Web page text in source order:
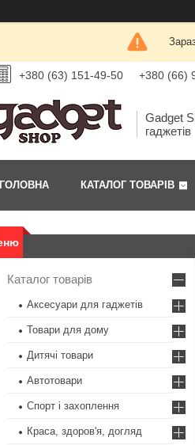
+380 (63) 151-49-50 +380 (66)
Gadget
гаджетів
ГОЛОВНА КАТАЛОГ ТОВАРІВ
Каталог товарів
Аксесуари для гаджетів
Товари для дому
Дитячі товари
Автотовари
Спорт і захоплення
Краса, здоров'я, догляд